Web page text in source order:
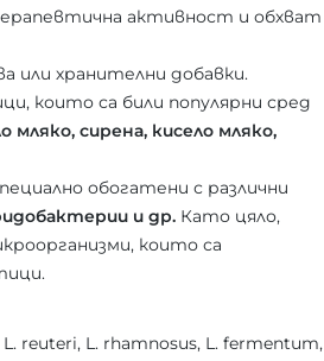
активност и обхват
или хранителни добавки.
които са били популярни сред
сирена, кисело мляко,
обогатени с различни
и др. Като цяло,
които са
reuteri, L. rhamnosus, L. fermentum,